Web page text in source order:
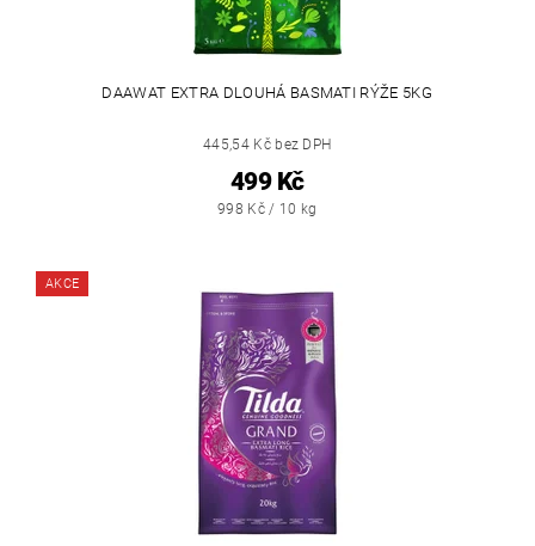
DAAWAT EXTRA DLOUHÁ BASMATI RÝŽE 5KG
445,54 Kč bez DPH
499 Kč
998 Kč / 10 kg
AKCE